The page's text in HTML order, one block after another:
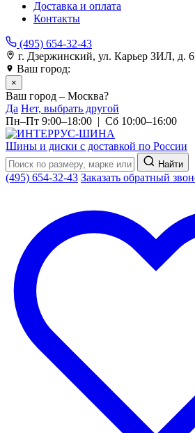
Доставка и оплата
Контакты
(495) 654-32-43
г. Дзержинский, ул. Карьер ЗИЛ, д.
Ваш город:
×
Ваш город – Москва?
Да Нет, выбрать другой
Пн–Пт 9:00–18:00 | Сб 10:00–16:00
Шины и диски с доставкой по России
Найти
(495) 654-32-43 Заказать обратный